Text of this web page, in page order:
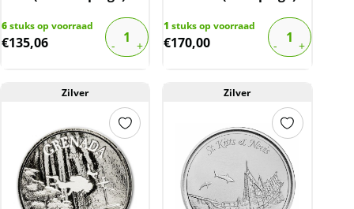
6stuks op voorraad
€135,06
1 stuks op voorraad
€170,00
Zilver Zilver